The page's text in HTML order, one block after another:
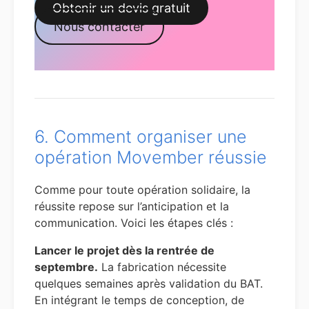
Obtenir un devis gratuit
Nous contacter
6. Comment organiser une
opération Movember réussie
Comme pour toute opération solidaire, la
réussite repose sur l’anticipation et la
communication. Voici les étapes clés :
Lancer le projet dès la rentrée de
septembre. La fabrication nécessite
quelques semaines après validation du BAT.
En intégrant le temps de conception, de